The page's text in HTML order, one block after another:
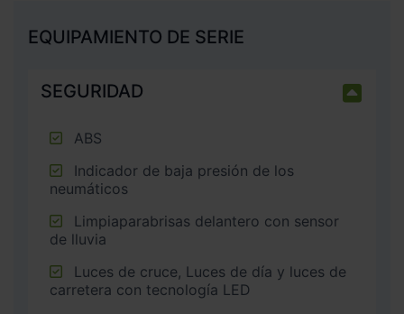
EQUIPAMIENTO DE SERIE
SEGURIDAD
ABS
neumáticos
de lluvia
carretera con tecnología LED